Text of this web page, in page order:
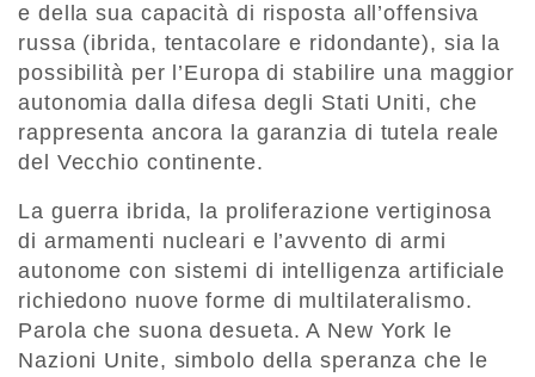
e della sua capacità di risposta all’offensiva
russa (ibrida, tentacolare e ridondante), sia la
possibilità per l’Europa di stabilire una maggior
autonomia dalla difesa degli Stati Uniti, che
rappresenta ancora la garanzia di tutela reale
del Vecchio continente.
La guerra ibrida, la proliferazione vertiginosa
di armamenti nucleari e l’avvento di armi
autonome con sistemi di intelligenza artificiale
richiedono nuove forme di multilateralismo.
Parola che suona desueta. A New York le
Nazioni Unite, simbolo della speranza che le